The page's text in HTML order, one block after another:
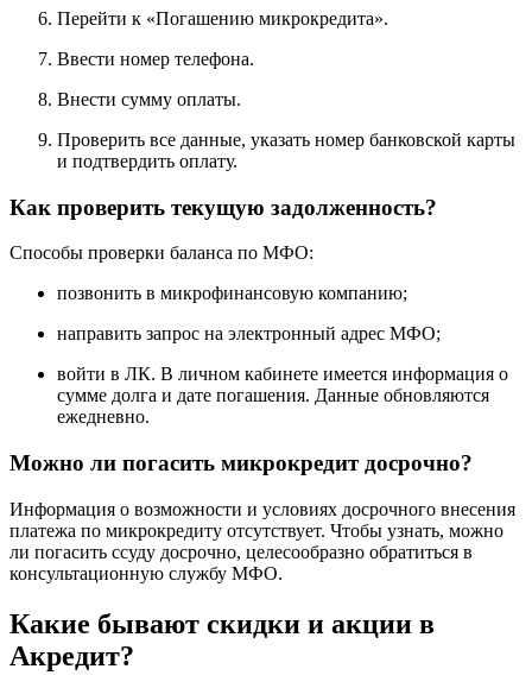
Перейти к «Погашению микрокредита».
Ввести номер телефона.
Внести сумму оплаты.
Проверить все данные, указать номер банковской карты
и подтвердить оплату.
Как проверить текущую задолженность?
Способы проверки баланса по МФО:
позвонить в микрофинансовую компанию;
направить запрос на электронный адрес МФО;
войти в ЛК. В личном кабинете имеется информация о
сумме долга и дате погашения. Данные обновляются
ежедневно.
Можно ли погасить микрокредит досрочно?
Информация о возможности и условиях досрочного внесения
платежа по микрокредиту отсутствует. Чтобы узнать, можно
ли погасить ссуду досрочно, целесообразно обратиться в
консультационную службу МФО.
Какие бывают скидки и акции в
Акредит?